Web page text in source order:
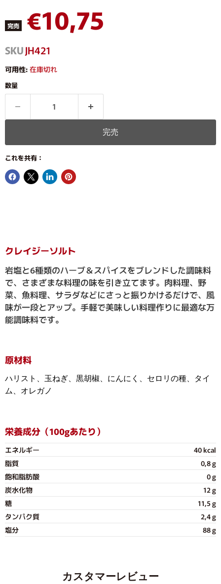
完売 現在の価格
€10,75
SKUJH421
可用性: 在庫切れ
数量
完売
これを共有：
クレイジーソルト
岩塩と6種類のハーブ＆スパイスをブレンドした調味料
で、さまざまな料理の味を引き立てます。肉料理、野
菜、魚料理、サラダなどにさっと振りかけるだけで、風
味が一段とアップ。手軽で美味しい料理作りに最適な万
能調味料です。
原材料
ハリスト、玉ねぎ、黒胡椒、にんにく、セロリの種、タイ
ム、オレガノ
栄養成分（100gあたり）
エネルギー
40 kcal
脂質
0,8 g
飽和脂肪酸
0 g
炭水化物
12 g
糖
11,5 g
タンパク質
2,4 g
塩分
88 g
カスタマーレビュー